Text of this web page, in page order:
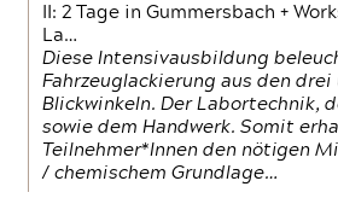
II: 2 Tage in Gummersbach +
La…
Diese Intensivausbildung
Fahrzeuglackierung aus den drei
Blickwinkeln. Der Labortechnik,
sowie dem Handwerk. Somit
Teilnehmer*Innen den nötigen
/ chemischem Grundlage…